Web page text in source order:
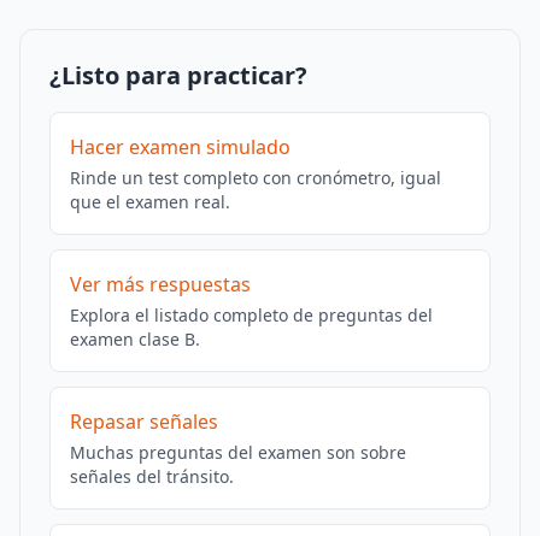
¿Listo para practicar?
Hacer examen simulado
Rinde un test completo con cronómetro, igual
que el examen real.
Ver más respuestas
Explora el listado completo de preguntas del
examen clase B.
Repasar señales
Muchas preguntas del examen son sobre
señales del tránsito.